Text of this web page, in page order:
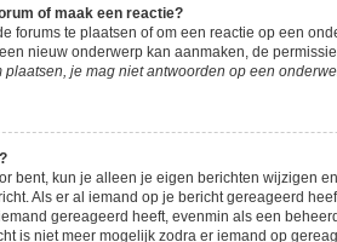
of maak een reactie?
forums te plaatsen of om een reactie op een
nieuw onderwerp kan aanmaken, de
je mag niet antwoorden op een
bent, kun je alleen je eigen berichten wijzigen
Als er al iemand op je bericht gereageerd
gereageerd heeft, evenmin als een
is niet meer mogelijk zodra er iemand op